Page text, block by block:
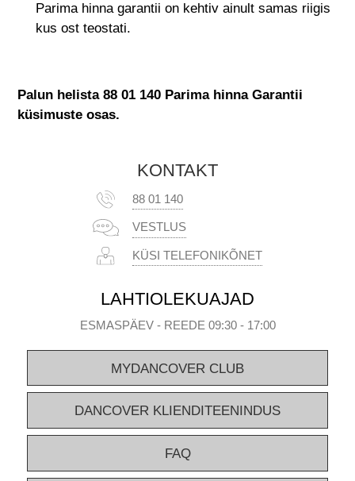
Parima hinna garantii on kehtiv ainult samas riigis
kus ost teostati.
Palun helista 88 01 140 Parima hinna Garantii
küsimuste osas.
KONTAKT
88 01 140
VESTLUS
KÜSI TELEFONIKÕNET
LAHTIOLEKUAJAD
ESMASPÄEV - REEDE 09:30 - 17:00
MYDANCOVER CLUB
DANCOVER KLIENDITEENINDUS
FAQ